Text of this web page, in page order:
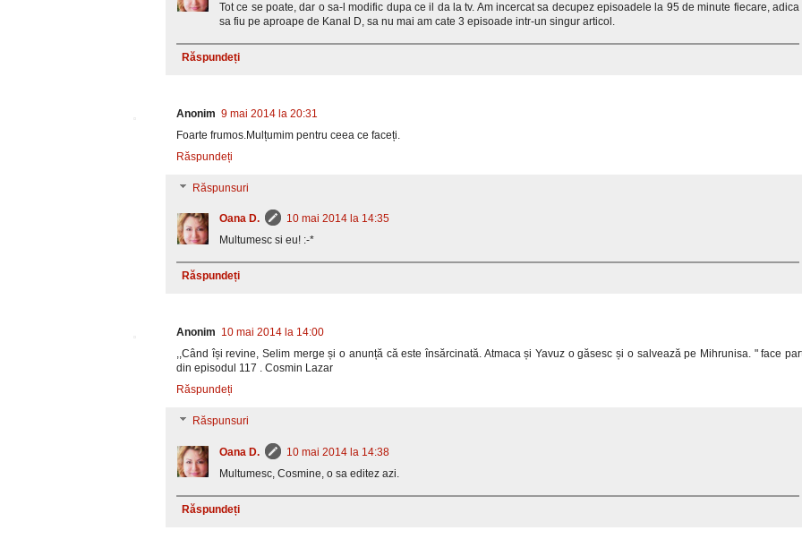
Tot ce se poate, dar o sa-l modific dupa ce il da la tv. Am incercat sa decupez episoadele la 95 de minute fiecare, adica
sa fiu pe aproape de Kanal D, sa nu mai am cate 3 episoade intr-un singur articol.
Răspundeți
Anonim 9 mai 2014 la 20:31
Foarte frumos.Mulțumim pentru ceea ce faceți.
Răspundeți
Răspunsuri
Oana D.
10 mai 2014 la 14:35
Multumesc si eu! :-*
Răspundeți
Anonim 10 mai 2014 la 14:00
,,Când își revine, Selim merge și o anunță că este însărcinată. Atmaca și Yavuz o găsesc și o salvează pe Mihrunisa. " face
din episodul 117 . Cosmin Lazar
Răspundeți
Răspunsuri
Oana D.
10 mai 2014 la 14:38
Multumesc, Cosmine, o sa editez azi.
Răspundeți